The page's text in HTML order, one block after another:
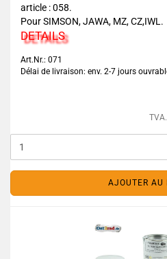
article : 058.
Pour SIMSON, JAWA, MZ, CZ,IWL.
DETAILS
Art.Nr.: 071
Délai de livraison: env. 2-7 jours
AJOUTER AU